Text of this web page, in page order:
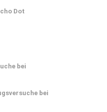
Dot
bei
bei